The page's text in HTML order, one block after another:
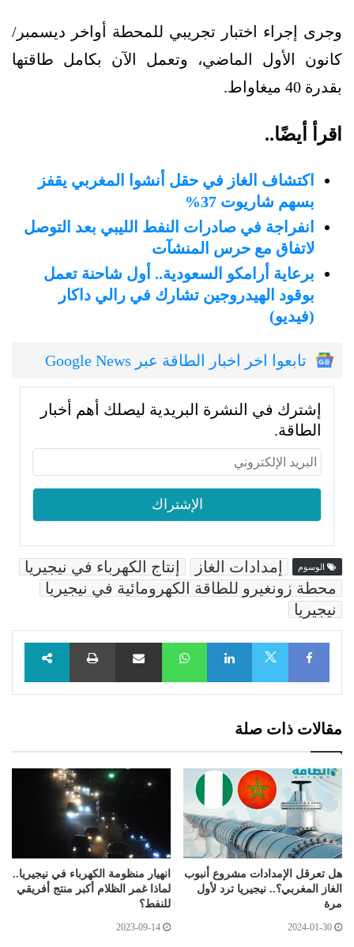
وجرى إجراء اختبار تجريبي للمحطة أواخر ديسمبر/
كانون الأول الماضي، وتعمل الآن بكامل طاقتها
بقدرة 40 ميغاواط.
اقرأ أيضًا..
اكتشاف الغاز في حقل أنشوا المغربي يقفز
بسهم شاريوت 37%
انفراجة في صادرات النفط الليبي بعد التوصل
لاتفاق مع حرس المنشآت
برعاية أرامكو السعودية.. أول شاحنة تعمل
بوقود الهيدروجين تشارك في رالي داكار
(فيديو)
تابعوا اخر اخبار الطاقة عبر Google News
إشترك في النشرة البريدية ليصلك أهم أخبار
الطاقة.
الوسوم إمدادات الغاز
إنتاج الكهرباء في نيجيريا
محطة زونغيرو للطاقة الكهرومائية في نيجيريا
نيجيريا
Facebook
LinkedIn
WhatsAppمشاركة عبر البريد طباعة
مقالات ذات صلة
هل تعرقل الإمدادات مشروع أنبوب
الغاز المغربي؟.. نيجيريا ترد لأول
مرة
2024-01-30
انهيار منظومة الكهرباء في نيجيريا..
لماذا غمر الظلام أكبر منتج أفريقي
للنفط؟
2023-09-14